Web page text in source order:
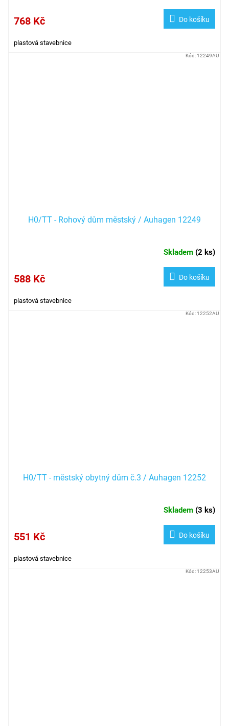
768 Kč Do košíku
plastová stavebnice
H0/TT - Rohový dům městský / Auhagen 12249
Skladem (2 ks)
588 Kč Do košíku
plastová stavebnice
Kód: 12249AU
H0/TT - městský obytný dům č.3 / Auhagen 12252
Skladem (3 ks)
551 Kč Do košíku
plastová stavebnice
Kód: 12252AU
Kód: 12253AU